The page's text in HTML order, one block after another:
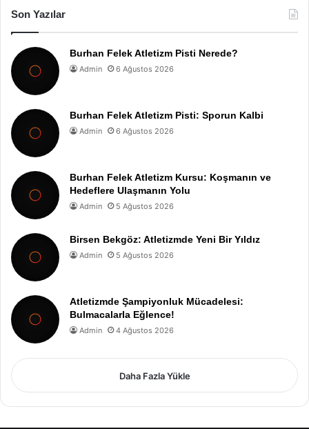
Son Yazılar
Burhan Felek Atletizm Pisti Nerede?
Admin 6 Ağustos 2026
Burhan Felek Atletizm Pisti: Sporun Kalbi
Admin 6 Ağustos 2026
Burhan Felek Atletizm Kursu: Koşmanın ve
Hedeflere Ulaşmanın Yolu
Admin 5 Ağustos 2026
Birsen Bekgöz: Atletizmde Yeni Bir Yıldız
Admin 5 Ağustos 2026
Atletizmde Şampiyonluk Mücadelesi:
Bulmacalarla Eğlence!
Admin 4 Ağustos 2026
Daha Fazla Yükle